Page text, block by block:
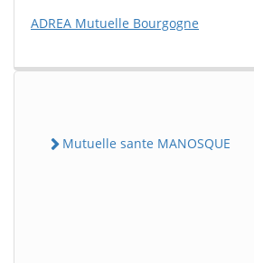
ADREA Mutuelle Bourgogne
Mutuelle sante MANOSQUE